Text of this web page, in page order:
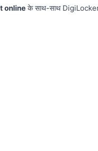
onlineके साथ-साथ DigiLocker